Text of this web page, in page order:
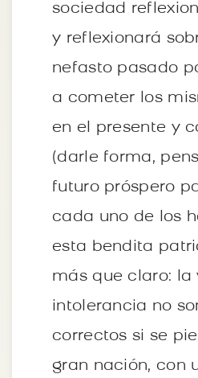
sociedad
y reflexionará
nefasto pasado
a cometer los
en el presente y
(darle forma,
futuro próspero
cada uno de los
esta bendita
más que claro: la
intolerancia no
correctos si se
gran nación, con